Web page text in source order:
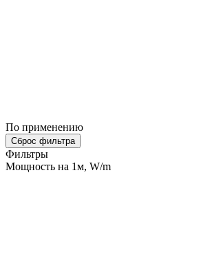
По применению
Сброс фильтра
Фильтры
Мощность на 1м, W/m